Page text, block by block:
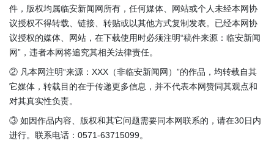
件，版权均属临安新闻网所有，任何媒体、网站或个人未经本网协
议授权不得转载、链接、转贴或以其他方式复制发表。已经本网协
议授权的媒体、网站，在下载使用时必须注明“稿件来源：临安新闻
网”，违者本网将追究其相关法律责任。
② 凡本网注明“来源：XXX（非临安新闻网）”的作品，均转载自其
它媒体，转载目的在于传递更多信息，并不代表本网赞同其观点和
对其真实性负责。
③ 如因作品内容、版权和其它问题需要同本网联系的，请在30日内
进行。联系电话：0571-63715099。